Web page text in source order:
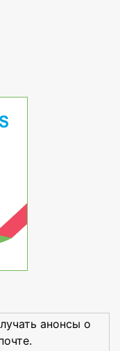
анонсы о